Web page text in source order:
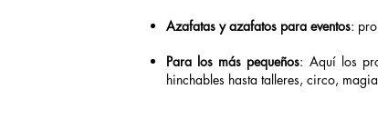
Azafatas y azafatos para eventos:
Para los más pequeños: Aquí los
hinchables hasta talleres, circo,